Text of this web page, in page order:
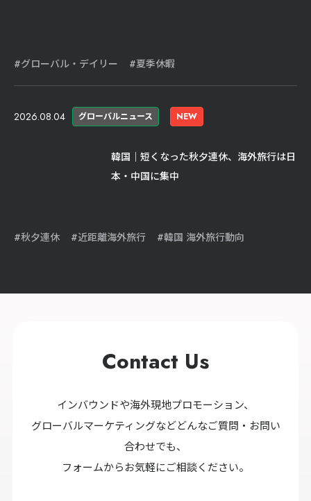
グローバル・デイリー 夏季休暇
NEW
グローバルニュース
2026.08.04
韓国｜短くなった秋夕連休、海外旅行は日
本・中国に集中
秋夕連休 近距離海外旅行 韓国 海外旅行動向
Contact Us
インバウンドや海外現地プロモーション、
グローバルマーケティングなどどんなご質問・お問い
合わせでも、
フォームからお気軽にご相談ください。